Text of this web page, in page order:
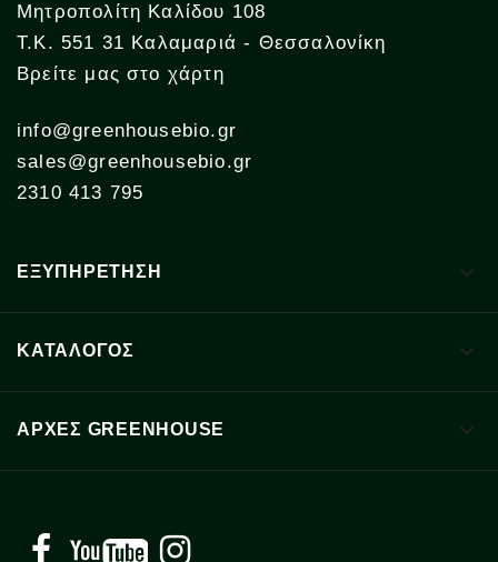
Μητροπολίτη Καλίδου 108
Τ.Κ. 551 31 Καλαμαριά - Θεσσαλονίκη
Βρείτε μας στο χάρτη
info@greenhousebio.gr
sales@greenhousebio.gr
2310 413 795
ΕΞΥΠΗΡΕΤΗΣΗ 
ΚΑΤΑΛΟΓΟΣ 
ΑΡΧΈΣ GREENHOUSE 
Facebook YouTube